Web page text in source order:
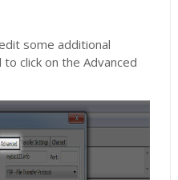
some additional
click on the Advanced